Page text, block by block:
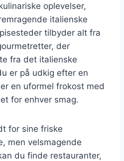
oplevelser,
italienske
tilbyder alt fra
der
fra det italienske
er på udkig efter en
en uformel frokost med
for enhver smag.
for sine friske
men velsmagende
du finde restauranter,